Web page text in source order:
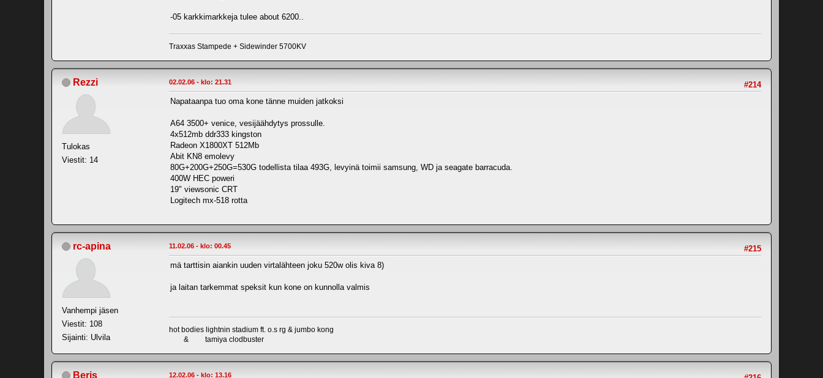
-05 karkkimarkkeja tulee about 6200..
Traxxas Stampede + Sidewinder 5700KV
Rezzi
Tulokas
Viestit: 14
#214
02.02.06 - klo: 21.31
Napataanpa tuo oma kone tänne muiden jatkoksi
A64 3500+ venice, vesijäähdytys prossulle.
4x512mb ddr333 kingston
Radeon X1800XT 512Mb
Abit KN8 emolevy
80G+200G+250G=530G todellista tilaa 493G, levyinä toimii samsung, WD ja seagate barracuda.
400W HEC poweri
19" viewsonic CRT
Logitech mx-518 rotta
rc-apina
Vanhempi jäsen
Viestit: 108
Sijainti: Ulvila
#215
11.02.06 - klo: 00.45
mä tarttisin aiankin uuden virtalähteen joku 520w olis kiva 8)
ja laitan tarkemmat speksit kun kone on kunnolla valmis
hot bodies lightnin stadium ft. o.s rg & jumbo kong
& tamiya clodbuster
Beris 12.02.06 - klo: 13.16